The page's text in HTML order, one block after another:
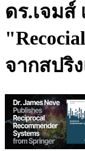
ดร.เจม
จากสปริ